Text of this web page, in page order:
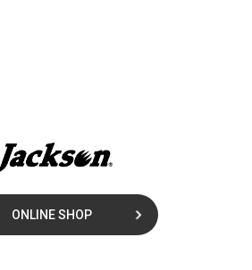
ONLINE SHOP